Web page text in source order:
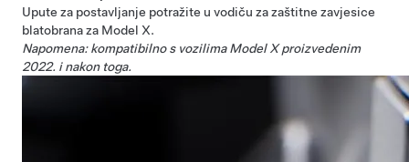
Upute za postavljanje potražite u vodiču za zaštitne zavjesice
blatobrana za Model X.
Napomena: kompatibilno s vozilima Model X proizvedenim
2022. i nakon toga.